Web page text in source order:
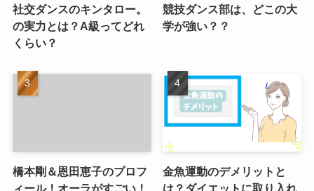
社交ダンスのキンタロー。
の実力とは？A級ってどれ
くらい？
競技ダンス部は、どこの大
学が強い？？
橋本剛＆恩田恵子のプロフ
金魚運動のデメリットと